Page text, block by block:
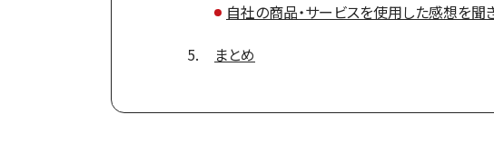
自社の商品・サービスを使用した感想を聞
まとめ